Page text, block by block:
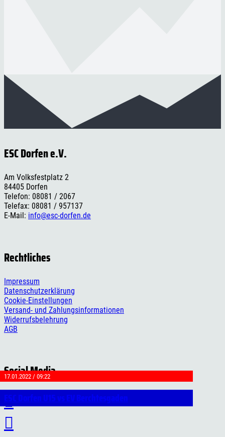
17.01.2022 / 09:22
ESC Dorfen U15 vs EV Berchtesgaden
ESC Dorfen e.V.
Am Volksfestplatz 2
84405 Dorfen
Telefon: 08081 / 2067
Telefax: 08081 / 957137
E-Mail: info@esc-dorfen.de
Rechtliches
Impressum
Datenschutzerklärung
Cookie-Einstellungen
Versand- und Zahlungsinformationen
Widerrufsbelehrung
AGB
Social Media